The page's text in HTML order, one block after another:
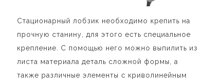
Стационарный лобзик необходимо крепить на
прочную станину, для этого есть специальное
крепление. С помощью него можно выпилить из
листа материала деталь сложной формы, а
также различные элементы с криволинейным